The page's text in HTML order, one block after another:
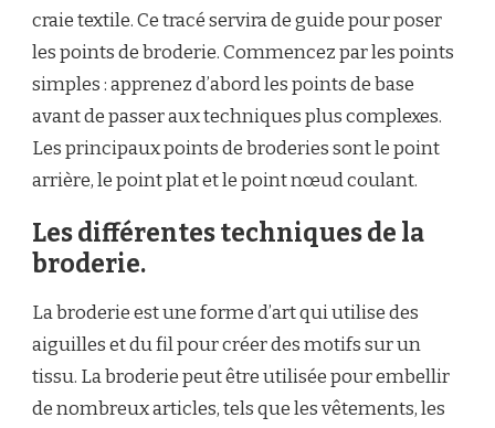
craie textile. Ce tracé servira de guide pour poser
les points de broderie. Commencez par les points
simples : apprenez d’abord les points de base
avant de passer aux techniques plus complexes.
Les principaux points de broderies sont le point
arrière, le point plat et le point nœud coulant.
Les différentes techniques de la
broderie.
La broderie est une forme d’art qui utilise des
aiguilles et du fil pour créer des motifs sur un
tissu. La broderie peut être utilisée pour embellir
de nombreux articles, tels que les vêtements, les